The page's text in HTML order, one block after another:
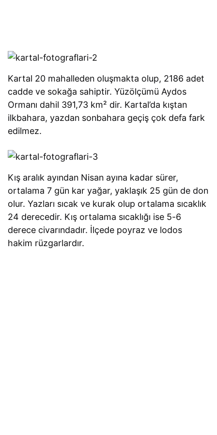
Kartal 20 mahalleden oluşmakta olup, 2186 adet
cadde ve sokağa sahiptir. Yüzölçümü Aydos
Ormanı dahil 391,73 km² dir. Kartal’da kıştan
ilkbahara, yazdan sonbahara geçiş çok defa fark
edilmez.
Kış aralık ayından Nisan ayına kadar sürer,
ortalama 7 gün kar yağar, yaklaşık 25 gün de don
olur. Yazları sıcak ve kurak olup ortalama sıcaklık
24 derecedir. Kış ortalama sıcaklığı ise 5-6
derece civarındadır. İlçede poyraz ve lodos
hakim rüzgarlardır.